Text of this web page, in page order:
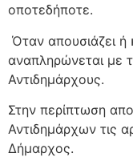
οποτεδήποτε.
Όταν απουσιάζει
αναπληρώνεται με
Αντιδημάρχους.
Στην περίπτωση
Αντιδημάρχων τις
Δήμαρχος.